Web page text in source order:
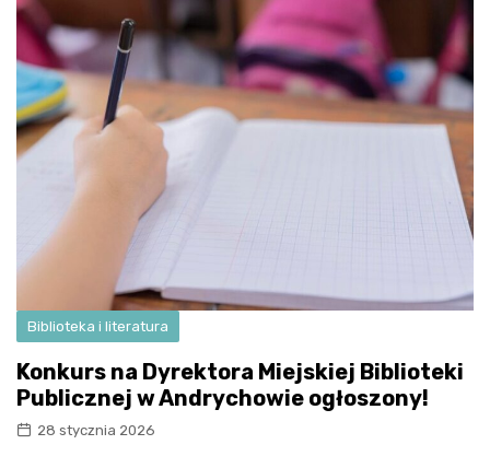
Biblioteka i literatura
Konkurs na Dyrektora Miejskiej Biblioteki
Publicznej w Andrychowie ogłoszony!
28 stycznia 2026